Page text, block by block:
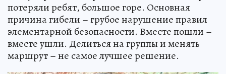
потеряли ребят, большое горе. Основная
причина гибели – грубое нарушение правил
элементарной безопасности. Вместе пошли –
вместе ушли. Делиться на группы и менять
маршрут – не самое лучшее решение.